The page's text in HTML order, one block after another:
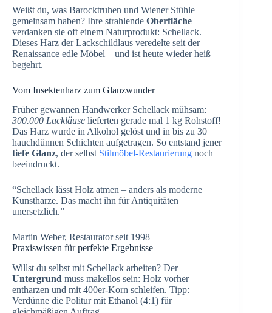
Weißt du, was Barocktruhen und Wiener Stühle
gemeinsam haben? Ihre strahlende Oberfläche
verdanken sie oft einem Naturprodukt: Schellack.
Dieses Harz der Lackschildlaus veredelte seit der
Renaissance edle Möbel – und ist heute wieder heiß
begehrt.
Vom Insektenharz zum Glanzwunder
Früher gewannen Handwerker Schellack mühsam:
300.000 Lackläuse lieferten gerade mal 1 kg Rohstoff!
Das Harz wurde in Alkohol gelöst und in bis zu 30
hauchdünnen Schichten aufgetragen. So entstand jener
tiefe Glanz, der selbst Stilmöbel-Restaurierung noch
beeindruckt.
“Schellack lässt Holz atmen – anders als moderne
Kunstharze. Das macht ihn für Antiquitäten
unersetzlich.”
Martin Weber, Restaurator seit 1998
Praxiswissen für perfekte Ergebnisse
Willst du selbst mit Schellack arbeiten? Der
Untergrund muss makellos sein: Holz vorher
entharzen und mit 400er-Korn schleifen. Tipp:
Verdünne die Politur mit Ethanol (4:1) für